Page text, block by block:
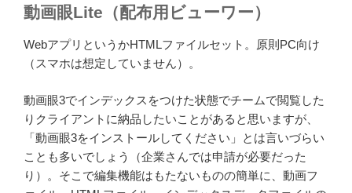
動画眼Lite（配布用ビューワー）
WebアプリというかHTMLファイルセット。原則PC向け
（スマホは想定していません）。
動画眼3でインデックスをつけた状態でチームで閲覧した
りクライアントに納品したいことがあると思いますが、
「動画眼3をインストールしてください」とは言いづらい
ことも多いでしょう（企業さんでは申請が必要だった
り）。そこで編集機能はもたないものの簡単に、動画フ